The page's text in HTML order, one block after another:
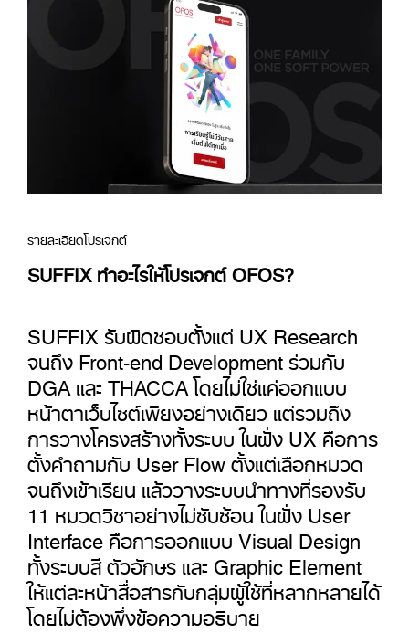
รายละเอียดโปรเจกต์
SUFFIX ทำอะไรให้โปรเจกต์ OFOS?
SUFFIX รับผิดชอบตั้งแต่ UX Research
จนถึง Front-end Development ร่วมกับ
DGA และ THACCA โดยไม่ใช่แค่ออกแบบ
หน้าตาเว็บไซต์เพียงอย่างเดียว แต่รวมถึง
การวางโครงสร้างทั้งระบบ ในฝั่ง UX คือการ
ตั้งคำถามกับ User Flow ตั้งแต่เลือกหมวด
จนถึงเข้าเรียน แล้ววางระบบนำทางที่รองรับ
11 หมวดวิชาอย่างไม่ซับซ้อน ในฝั่ง User
Interface คือการออกแบบ Visual Design
ทั้งระบบสี ตัวอักษร และ Graphic Element
ให้แต่ละหน้าสื่อสารกับกลุ่มผู้ใช้ที่หลากหลายได้
โดยไม่ต้องพึ่งข้อความอธิบาย